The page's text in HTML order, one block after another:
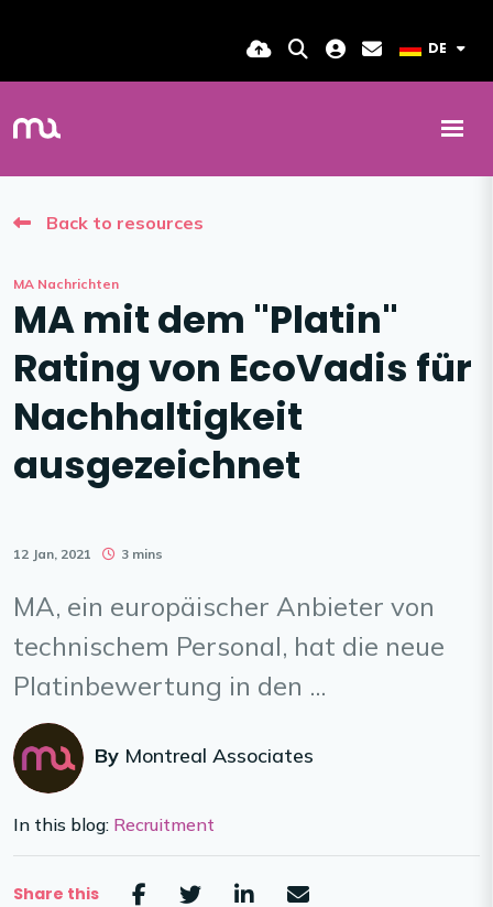
DE
Back to resources
MA Nachrichten
MA mit dem "Platin"
Rating von EcoVadis für
Nachhaltigkeit
ausgezeichnet
12 Jan, 2021 3 mins
MA, ein europäischer Anbieter von
technischem Personal, hat die neue
Platinbewertung in den ...
By Montreal Associates
In this blog: Recruitment
Share this